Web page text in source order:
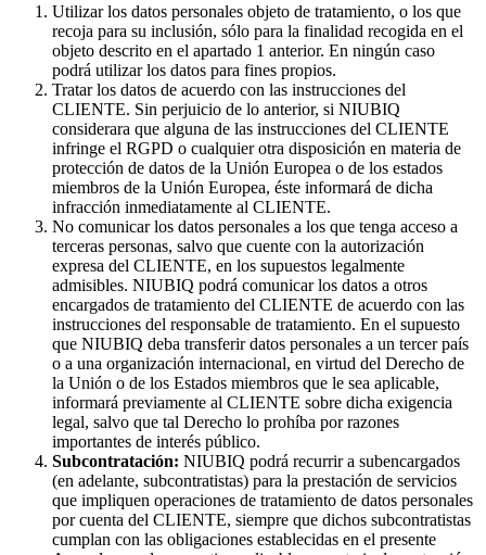
Utilizar los datos personales objeto de tratamiento, o los que
recoja para su inclusión, sólo para la finalidad recogida en el
objeto descrito en el apartado 1 anterior. En ningún caso
podrá utilizar los datos para fines propios.
Tratar los datos de acuerdo con las instrucciones del
CLIENTE. Sin perjuicio de lo anterior, si NIUBIQ
considerara que alguna de las instrucciones del CLIENTE
infringe el RGPD o cualquier otra disposición en materia de
protección de datos de la Unión Europea o de los estados
miembros de la Unión Europea, éste informará de dicha
infracción inmediatamente al CLIENTE.
No comunicar los datos personales a los que tenga acceso a
terceras personas, salvo que cuente con la autorización
expresa del CLIENTE, en los supuestos legalmente
admisibles. NIUBIQ podrá comunicar los datos a otros
encargados de tratamiento del CLIENTE de acuerdo con las
instrucciones del responsable de tratamiento. En el supuesto
que NIUBIQ deba transferir datos personales a un tercer país
o a una organización internacional, en virtud del Derecho de
la Unión o de los Estados miembros que le sea aplicable,
informará previamente al CLIENTE sobre dicha exigencia
legal, salvo que tal Derecho lo prohíba por razones
importantes de interés público.
Subcontratación: NIUBIQ podrá recurrir a subencargados
(en adelante, subcontratistas) para la prestación de servicios
que impliquen operaciones de tratamiento de datos personales
por cuenta del CLIENTE, siempre que dichos subcontratistas
cumplan con las obligaciones establecidas en el presente